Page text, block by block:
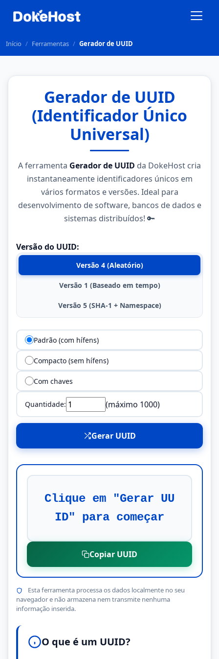
Início / Ferramentas / Gerador de UUID
Gerador de UUID
(Identificador Único
Universal)
A ferramenta Gerador de UUID da DokeHost cria
instantaneamente identificadores únicos em
vários formatos e versões. Ideal para
desenvolvimento de software, bancos de dados e
sistemas distribuídos! 🔑
Versão do UUID:
Versão 4 (Aleatório)
Versão 1 (Baseado em tempo)
Versão 5 (SHA-1 + Namespace)
Padrão (com hífens)
Compacto (sem hífens)
Com chaves
Quantidade: (máximo 1000)
Gerar UUID
Clique em "Gerar UU
ID" para começar
Copiar UUID
Esta ferramenta processa os dados localmente no seu
navegador e não armazena nem transmite nenhuma
informação inserida.
O que é um UUID?